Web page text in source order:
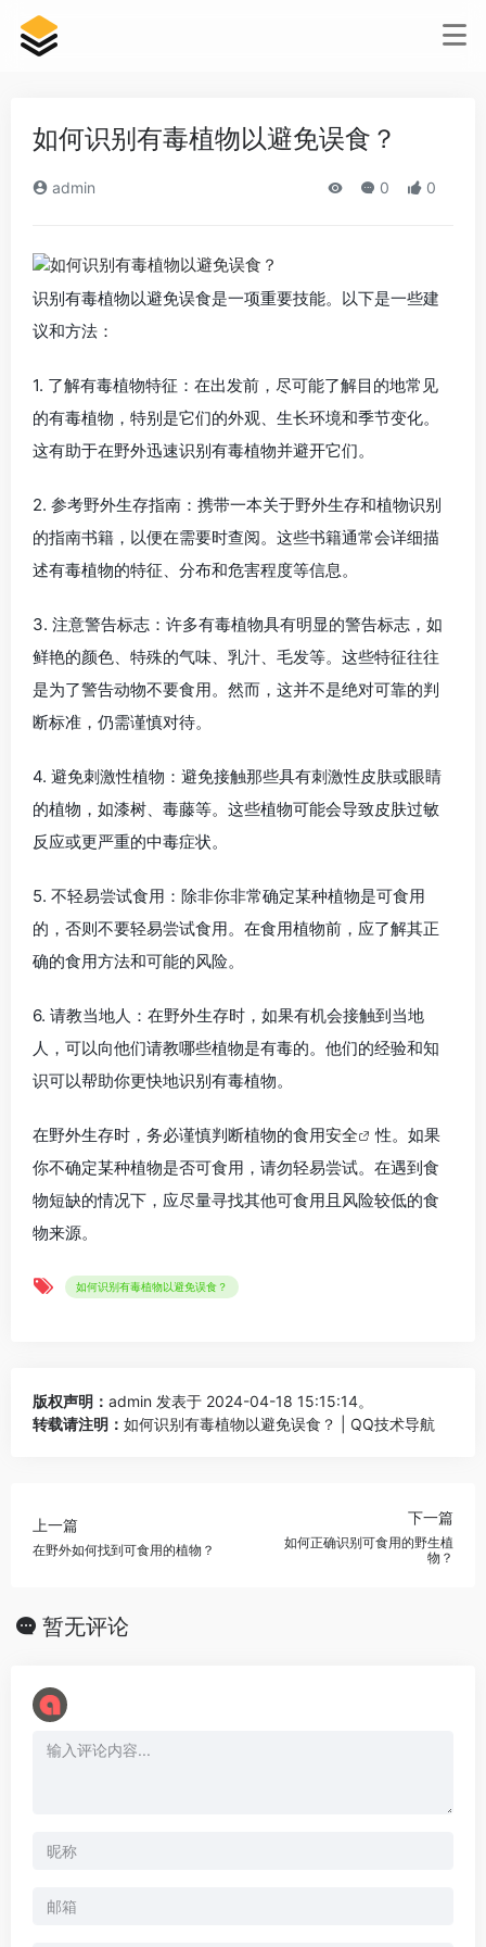
如何识别有毒植物以避免误食？
admin 0 0
识别有毒植物以避免误食是一项重要技能。以下是一些建
议和方法：
1. 了解有毒植物特征：在出发前，尽可能了解目的地常见
的有毒植物，特别是它们的外观、生长环境和季节变化。
这有助于在野外迅速识别有毒植物并避开它们。
2. 参考野外生存指南：携带一本关于野外生存和植物识别
的指南书籍，以便在需要时查阅。这些书籍通常会详细描
述有毒植物的特征、分布和危害程度等信息。
3. 注意警告标志：许多有毒植物具有明显的警告标志，如
鲜艳的颜色、特殊的气味、乳汁、毛发等。这些特征往往
是为了警告动物不要食用。然而，这并不是绝对可靠的判
断标准，仍需谨慎对待。
4. 避免刺激性植物：避免接触那些具有刺激性皮肤或眼睛
的植物，如漆树、毒藤等。这些植物可能会导致皮肤过敏
反应或更严重的中毒症状。
5. 不轻易尝试食用：除非你非常确定某种植物是可食用
的，否则不要轻易尝试食用。在食用植物前，应了解其正
确的食用方法和可能的风险。
6. 请教当地人：在野外生存时，如果有机会接触到当地
人，可以向他们请教哪些植物是有毒的。他们的经验和知
识可以帮助你更快地识别有毒植物。
在野外生存时，务必谨慎判断植物的食用安全
性。如果
你不确定某种植物是否可食用，请勿轻易尝试。在遇到食
物短缺的情况下，应尽量寻找其他可食用且风险较低的食
物来源。
如何识别有毒植物以避免误食？
版权声明： admin 发表于 2024-04-18 15:15:14。
转载请注明： 如何识别有毒植物以避免误食？ | QQ技术导航
上一篇
在野外如何找到可食用的植物？
下一篇
如何正确识别可食用的野生植
物？
暂无评论